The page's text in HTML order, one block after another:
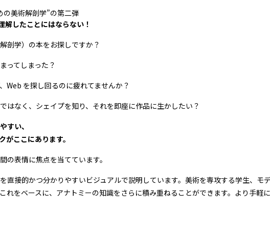
の美術解剖学”の第二弾
解したことにはならない！
剖学）の本をお探しですか？
ってしまった？
Web を探し回るのに疲れてませんか？
はなく、シェイプを知り、それを即座に作品に生かしたい？
すい、
ここにあります。
の表情に焦点を当てています。
直接的かつ分かりやすいビジュアルで説明しています。美術を専攻する学生、モ
れをベースに、アナトミーの知識をさらに積み重ねることができます。より手軽